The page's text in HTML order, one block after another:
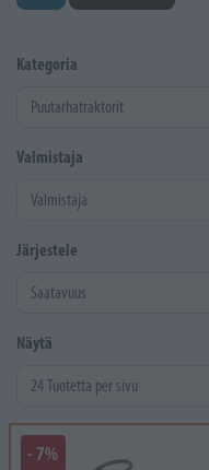
Kategoria
Valmistaja
Järjestele
Näytä
- 7%